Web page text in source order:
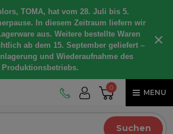
TOMA, hat vom 28. Juli bis 5.
In diesem Zeitraum liefern wir
aus. Weitere bestellte Waren
ab dem 15. September geliefert –
und Wiederaufnahme des
Produktionsbetriebs.
×
0
MENU
Suchen